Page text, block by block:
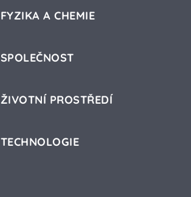
FYZIKA A CHEMIE
SPOLEČNOST
ŽIVOTNÍ PROSTŘEDÍ
TECHNOLOGIE